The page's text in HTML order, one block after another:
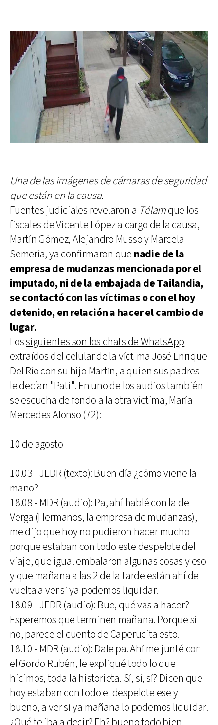
Una de las imágenes de cámaras de seguridad
que están en la causa.
Fuentes judiciales revelaron a Télamque los
fiscales de Vicente López a cargo de la causa,
Martín Gómez, Alejandro Musso y Marcela
Semería, ya confirmaron que nadie de la
empresa de mudanzas mencionada por el
imputado, ni de la embajada de Tailandia,
se contactó con las víctimas o con el hoy
detenido, en relación a hacer el cambio de
lugar.
Lossiguientes son los chats de WhatsApp
extraídos del celular de la víctima José Enrique
Del Río con su hijo Martín, a quien sus padres
le decían "Pati". En uno de los audios también
se escucha de fondo a la otra víctima, María
Mercedes Alonso (72):
10 de agosto
10.03 - JEDR (texto): Buen día ¿cómo viene la
mano?
18.08 - MDR (audio): Pa, ahí hablé con la de
Verga (Hermanos, la empresa de mudanzas),
me dijo que hoy no pudieron hacer mucho
porque estaban con todo este despelote del
viaje, que igual embalaron algunas cosas y eso
y que mañana a las 2 de la tarde están ahí de
vuelta a ver si ya podemos liquidar.
18.09 - JEDR (audio): Bue, qué vas a hacer?
Esperemos que terminen mañana. Porque si
no, parece el cuento de Caperucita esto.
18.10 - MDR (audio): Dale pa. Ahí me junté con
el Gordo Rubén, le expliqué todo lo que
hicimos, toda la historieta. Sí, sí, sí? Dicen que
hoy estaban con todo el despelote ese y
bueno, a ver si ya mañana lo podemos liquidar.